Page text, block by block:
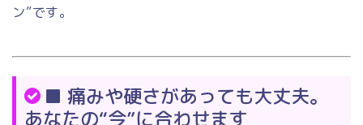
ン”です。
■ 痛みや硬さがあっても大丈夫。
あなたの“今”に合わせます